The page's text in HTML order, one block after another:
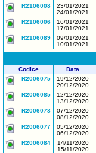
R2106008
23/01/2021
24/01/2021
R2106006
16/01/2021
17/01/2021
R2106089
09/01/2021
10/01/2021
Codice Data
R2006075
19/12/2020
20/12/2020
R2006085
12/12/2020
13/12/2020
R2006078
07/12/2020
08/12/2020
R2006077
05/12/2020
06/12/2020
R2006084
14/11/2020
15/11/2020